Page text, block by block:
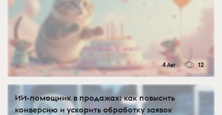
4 Авг 12
ИИ-помощник в продажах: как повысить
конверсию и ускорить обработку заявок